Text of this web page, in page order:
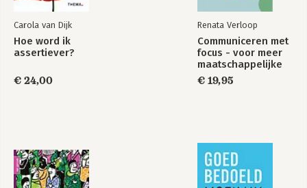
Carola van Dijk
Hoe word ik
assertiever?
€ 24,00
Renata Verloop
Communiceren met
focus - voor meer
maatschappelijke
impact
€ 19,95